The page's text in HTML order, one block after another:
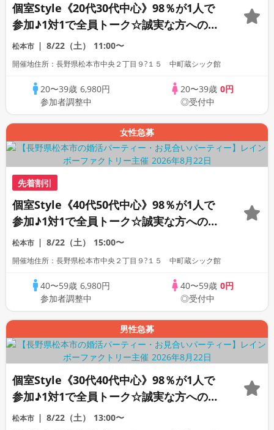
個室Style《20代30代中心》98％が1人で
参加♪1対1で全員トーク☆誠実な方への婚
活パーティー
松本市 8/22（土） 11:00〜
開催地住所：長野県松本市中央２丁目９?１５ 中町蔵シック館
20〜39歳 6,980円
参加者調整中
20〜39歳 0円
◎受付中
女性急募
先着割引
個室Style《40代50代中心》98％が1人で
参加♪1対1で全員トーク☆誠実な方への婚
活パーティー
松本市 8/22（土） 15:00〜
開催地住所：長野県松本市中央２丁目９?１５ 中町蔵シック館
40〜59歳 6,980円
参加者調整中
40〜59歳 0円
◎受付中
男性急募
個室Style《30代40代中心》98％が1人で
参加♪1対1で全員トーク☆誠実な方への婚
活パーティー
松本市 8/22（土） 13:00〜